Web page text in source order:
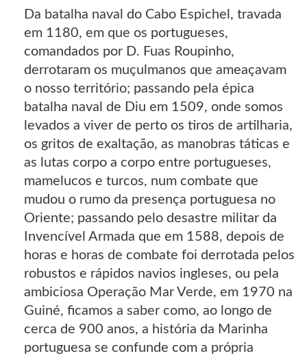
Da batalha naval do Cabo Espichel, travada
em 1180, em que os portugueses,
comandados por D. Fuas Roupinho,
derrotaram os muçulmanos que ameaçavam
o nosso território; passando pela épica
batalha naval de Diu em 1509, onde somos
levados a viver de perto os tiros de artilharia,
os gritos de exaltação, as manobras táticas e
as lutas corpo a corpo entre portugueses,
mamelucos e turcos, num combate que
mudou o rumo da presença portuguesa no
Oriente; passando pelo desastre militar da
Invencível Armada que em 1588, depois de
horas e horas de combate foi derrotada pelos
robustos e rápidos navios ingleses, ou pela
ambiciosa Operação Mar Verde, em 1970 na
Guiné, ficamos a saber como, ao longo de
cerca de 900 anos, a história da Marinha
portuguesa se confunde com a própria